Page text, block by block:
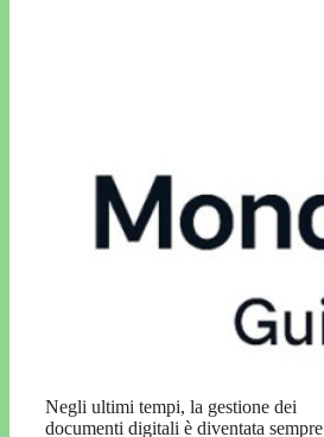
Negli ultimi tempi, la gestione dei
documenti digitali è diventata sempre